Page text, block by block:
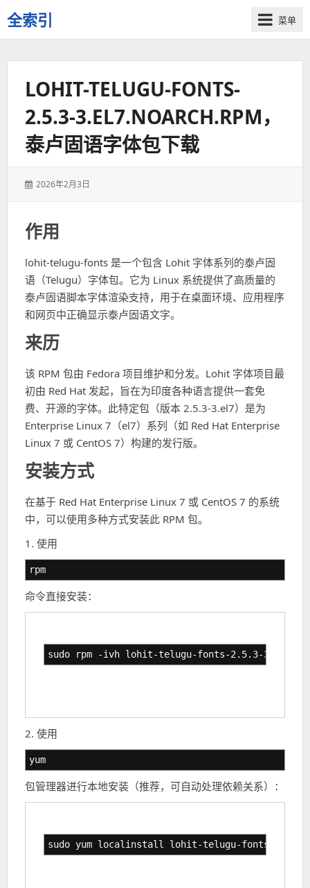
全索引
一
些
菜单
LOHIT-TELUGU-FONTS-
2.5.3-3.EL7.NOARCH.RPM，
泰卢固语字体包下载
发
2026年2月3日
作用
lohit-telugu-fonts 是一个包含 Lohit 字体系列的泰卢固
语（Telugu）字体包。它为 Linux 系统提供了高质量的
泰卢固语脚本字体渲染支持，用于在桌面环境、应用程序
和网页中正确显示泰卢固语文字。
来历
该 RPM 包由 Fedora 项目维护和分发。Lohit 字体项目最
初由 Red Hat 发起，旨在为印度各种语言提供一套免
费、开源的字体。此特定包（版本 2.5.3-3.el7）是为
Enterprise Linux 7（el7）系列（如 Red Hat Enterprise
Linux 7 或 CentOS 7）构建的发行版。
安装方式
在基于 Red Hat Enterprise Linux 7 或 CentOS 7 的系统
中，可以使用多种方式安装此 RPM 包。
1. 使用
rpm
命令直接安装：
sudo rpm -ivh lohit-telugu-fonts-2.5.3-
2. 使用
yum
包管理器进行本地安装（推荐，可自动处理依赖关系）：
sudo yum localinstall lohit-telugu-fonts-2.5.3-